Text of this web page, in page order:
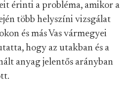
érinti a probléma, amikor a
több helyszíni vizsgálat
és más Vas vármegyei
hogy az utakban és a
anyag jelentős arányban